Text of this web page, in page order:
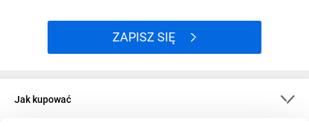
ZAPISZ SIĘ
Jak kupować